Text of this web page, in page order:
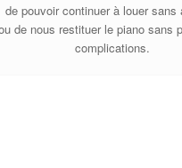
de pouvoir continuer à louer sans
de nous restituer le piano sans
complications.